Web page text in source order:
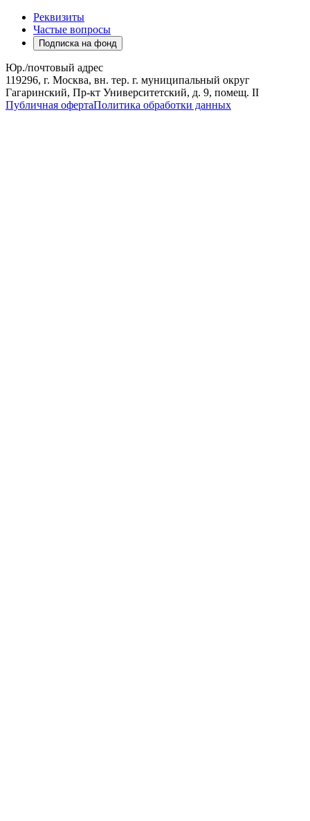
Реквизиты
Частые вопросы
Подписка на фонд
Юр./почтовый адрес
119296, г. Москва, вн. тер. г. муниципальный округ
Гагаринский, Пр-кт Университетский, д. 9, помещ. II
Публичная офертаПолитика обработки данных